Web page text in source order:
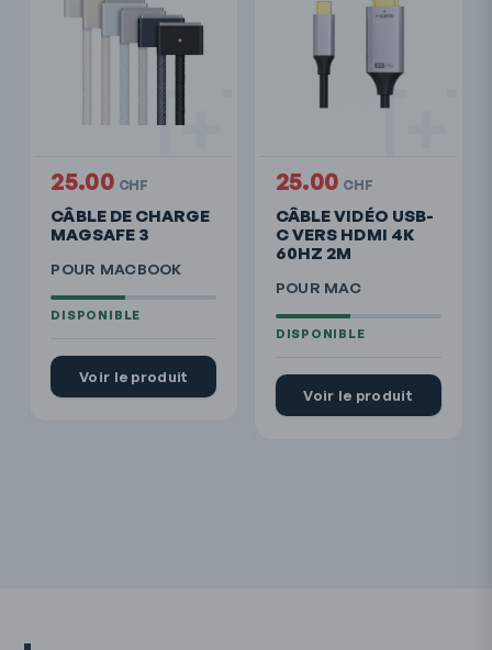
CÂBLE DE CHARGE
MAGSAFE 3
POUR MACBOOK
25.00 CHF
Voir le produit
CÂBLE VIDÉO USB-
C VERS HDMI 4K
60HZ 2M
POUR MAC
25.00 CHF
Voir le produit